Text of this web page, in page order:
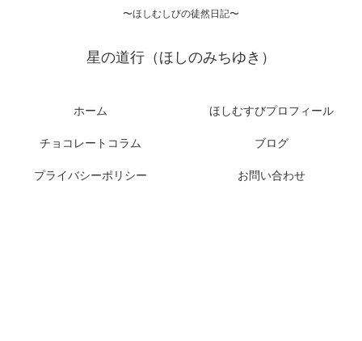
〜ほしむしびの徒然日記〜
星の道行（ほしのみちゆき）
ホーム ほしむすびプロフィール
チョコレートコラム ブログ
プライバシーポリシー お問い合わせ